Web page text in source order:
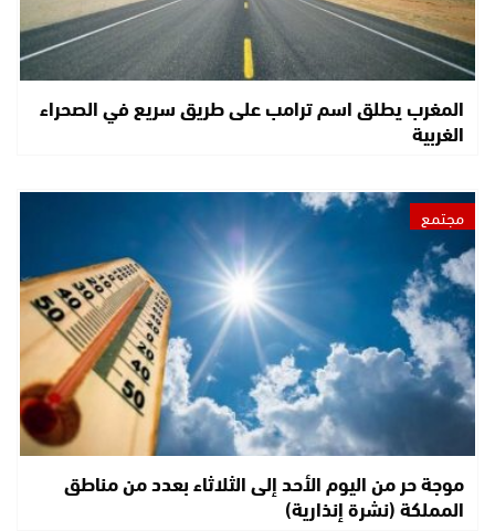
المغرب يطلق اسم ترامب على طريق سريع في الصحراء
الغربية
مجتمع
موجة حر من اليوم الأحد إلى الثلاثاء بعدد من مناطق
المملكة (نشرة إنذارية)